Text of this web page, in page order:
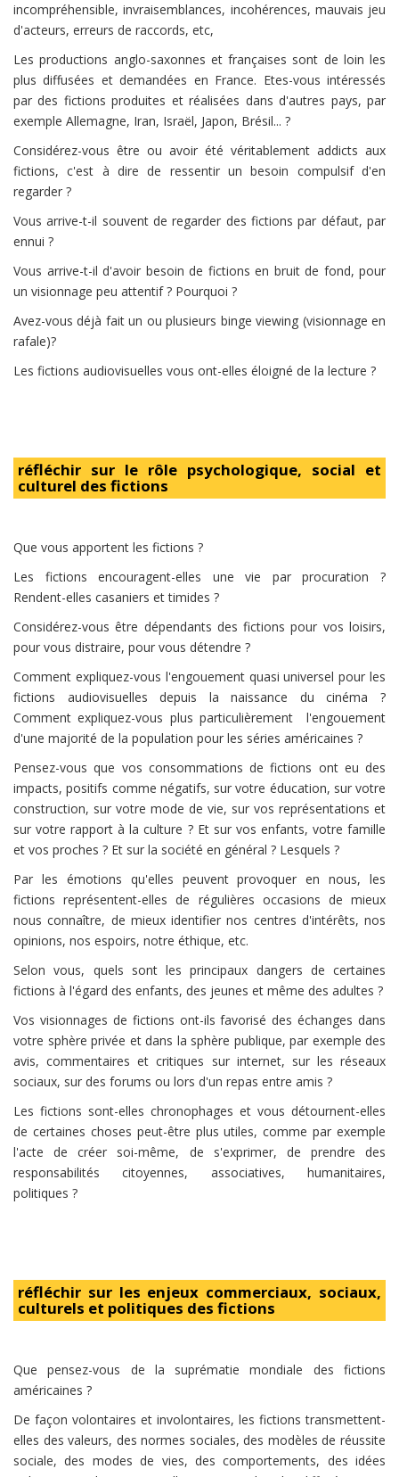
incompréhensible, invraisemblances, incohérences, mauvais jeu
d'acteurs, erreurs de raccords, etc,
Les productions anglo-saxonnes et françaises sont de loin les
plus diffusées et demandées en France. Etes-vous intéressés
par des fictions produites et réalisées dans d'autres pays, par
exemple Allemagne, Iran, Israël, Japon, Brésil... ?
Considérez-vous être ou avoir été véritablement addicts aux
fictions, c'est à dire de ressentir un besoin compulsif d'en
regarder ?
Vous arrive-t-il souvent de regarder des fictions par défaut, par
ennui ?
Vous arrive-t-il d'avoir besoin de fictions en bruit de fond, pour
un visionnage peu attentif ? Pourquoi ?
Avez-vous déjà fait un ou plusieurs binge viewing (visionnage en
rafale)?
Les fictions audiovisuelles vous ont-elles éloigné de la lecture ?
réfléchir sur le rôle psychologique, social et
culturel des fictions
Que vous apportent les fictions ?
Les fictions encouragent-elles une vie par procuration ?
Rendent-elles casaniers et timides ?
Considérez-vous être dépendants des fictions pour vos loisirs,
pour vous distraire, pour vous détendre ?
Comment expliquez-vous l'engouement quasi universel pour les
fictions audiovisuelles depuis la naissance du cinéma ?
Comment expliquez-vous plus particulièrement l'engouement
d'une majorité de la population pour les séries américaines ?
Pensez-vous que vos consommations de fictions ont eu des
impacts, positifs comme négatifs, sur votre éducation, sur votre
construction, sur votre mode de vie, sur vos représentations et
sur votre rapport à la culture ? Et sur vos enfants, votre famille
et vos proches ? Et sur la société en général ? Lesquels ?
Par les émotions qu'elles peuvent provoquer en nous, les
fictions représentent-elles de régulières occasions de mieux
nous connaître, de mieux identifier nos centres d'intérêts, nos
opinions, nos espoirs, notre éthique, etc.
Selon vous, quels sont les principaux dangers de certaines
fictions à l'égard des enfants, des jeunes et même des adultes ?
Vos visionnages de fictions ont-ils favorisé des échanges dans
votre sphère privée et dans la sphère publique, par exemple des
avis, commentaires et critiques sur internet, sur les réseaux
sociaux, sur des forums ou lors d'un repas entre amis ?
Les fictions sont-elles chronophages et vous détournent-elles
de certaines choses peut-être plus utiles, comme par exemple
l'acte de créer soi-même, de s'exprimer, de prendre des
responsabilités citoyennes, associatives, humanitaires,
politiques ?
réfléchir sur les enjeux commerciaux, sociaux,
culturels et politiques des fictions
Que pensez-vous de la suprématie mondiale des fictions
américaines ?
De façon volontaires et involontaires, les fictions transmettent-
elles des valeurs, des normes sociales, des modèles de réussite
sociale, des modes de vies, des comportements, des idées